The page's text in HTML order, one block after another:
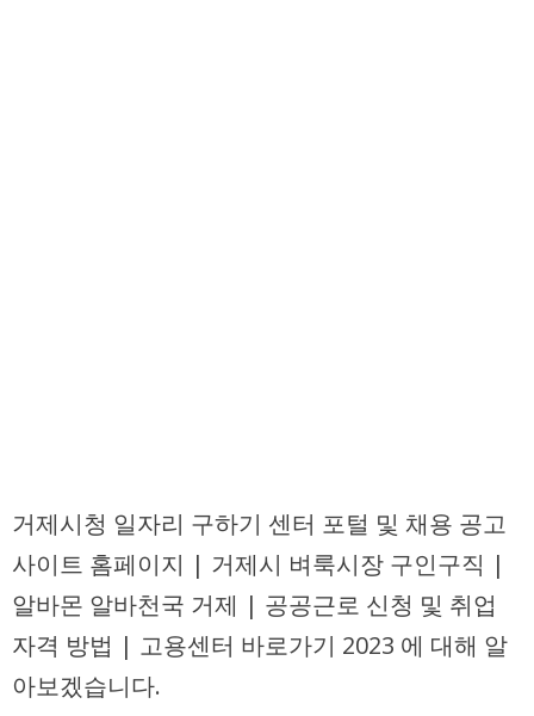
거제시청 일자리 구하기 센터 포털 및 채용 공고
사이트 홈페이지 | 거제시 벼룩시장 구인구직 |
알바몬 알바천국 거제 | 공공근로 신청 및 취업
자격 방법 | 고용센터 바로가기 2023 에 대해 알
아보겠습니다.